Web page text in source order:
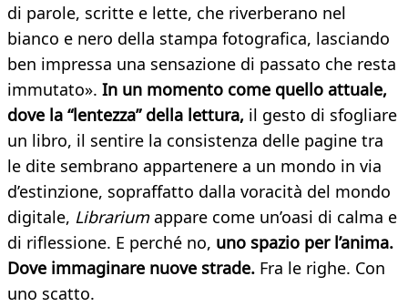
di parole, scritte e lette, che riverberano nel
bianco e nero della stampa fotografica, lasciando
ben impressa una sensazione di passato che resta
immutato». In un momento come quello attuale,
dove la “lentezza” della lettura, il gesto di sfogliare
un libro, il sentire la consistenza delle pagine tra
le dite sembrano appartenere a un mondo in via
d’estinzione, sopraffatto dalla voracità del mondo
digitale, Librariumappare come un’oasi di calma e
di riflessione. E perché no, uno spazio per l’anima.
Dove immaginare nuove strade. Fra le righe. Con
uno scatto.